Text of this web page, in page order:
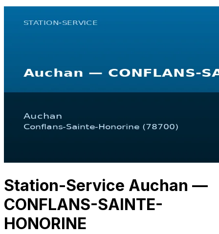
Station-Service Auchan —
CONFLANS-SAINTE-
HONORINE